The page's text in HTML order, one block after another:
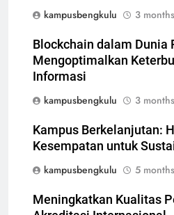
kampusbengkulu
3
Blockchain dalam Dunia
Mengoptimalkan
Informasi
kampusbengkulu
3
Kampus Berkelanjutan:
Kesempatan untuk
kampusbengkulu
5
Meningkatkan Kualitas